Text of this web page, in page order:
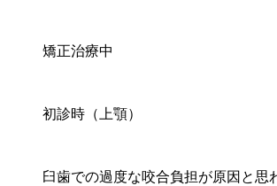
矯正治療中
初診時（上顎）
臼歯での過度な咬合負担が原因と思